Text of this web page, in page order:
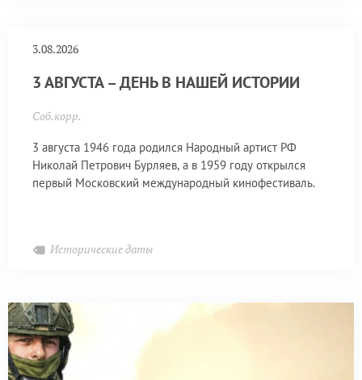
3.08.2026
3 АВГУСТА – ДЕНЬ В НАШЕЙ ИСТОРИИ
Соб.корр.
3 августа 1946 года родился Народный артист РФ
Николай Петрович Бурляев, а в 1959 году открылся
первый Московский международный кинофестиваль.
Исторические даты